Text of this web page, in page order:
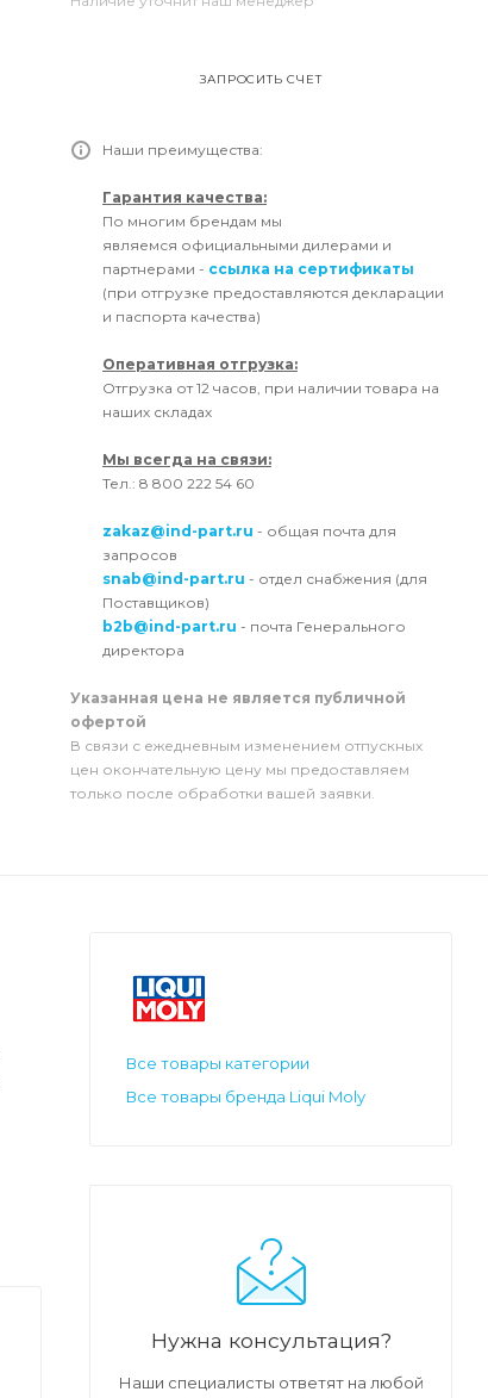
ЗАПРОСИТЬ СЧЕТ
Наши преимущества:
Гарантия качества:
По многим брендам мы
являемся официальными дилерами и
партнерами - ссылка на сертификаты
(при отгрузке предоставляются декларации
и паспорта качества)
Оперативная отгрузка:
Отгрузка от 12 часов, при наличии товара на
наших складах
Мы всегда на связи:
Тел.: 8 800 222 54 60
zakaz@ind-part.ru - общая почта для
запросов
snab@ind-part.ru - отдел снабжения (для
Поставщиков)
b2b@ind-part.ru - почта Генерального
директора
Указанная цена не является публичной
офертой
В связи с ежедневным изменением отпускных
цен окончательную цену мы предоставляем
только после обработки вашей заявки.
Все товары категории
Все товары бренда Liqui Moly
Нужна консультация?
Наши специалисты ответят на любой